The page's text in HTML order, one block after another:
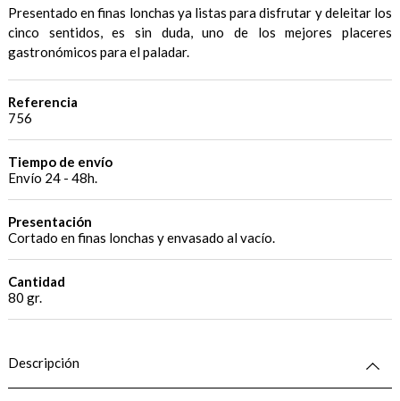
Presentado en finas lonchas ya listas para disfrutar y deleitar los
cinco sentidos, es sin duda, uno de los mejores placeres
gastronómicos para el paladar.
Referencia
756
Tiempo de envío
Envío 24 - 48h.
Presentación
Cortado en finas lonchas y envasado al vacío.
Cantidad
80 gr.
Descripción